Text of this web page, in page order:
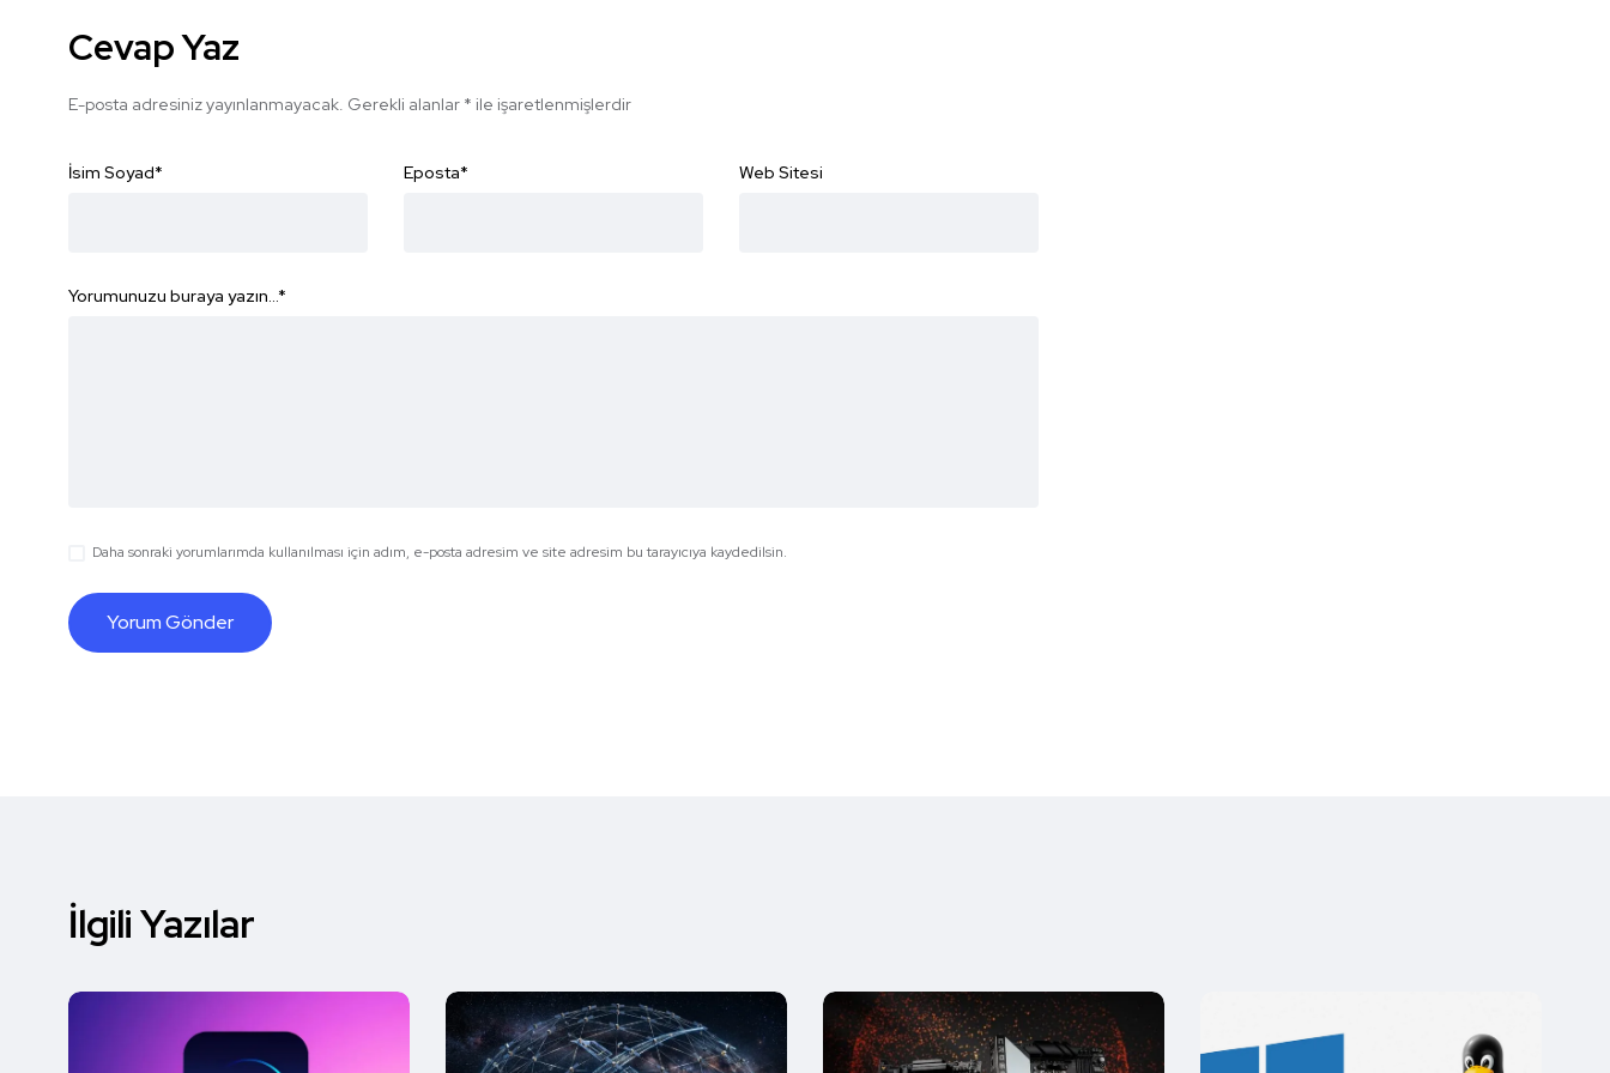
Cevap Yaz
E-posta adresiniz yayınlanmayacak. Gerekli alanlar * ile işaretlenmişlerdir
İsim Soyad* Eposta* Web Sitesi
Yorumunuzu buraya yazın...*
Daha sonraki yorumlarımda kullanılması için adım, e-posta adresim ve site adresim bu tarayıcıya kaydedilsin.
İlgili Yazılar